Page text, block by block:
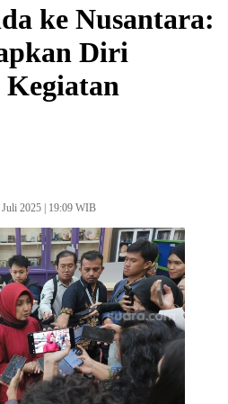
ke Nusantara:
Diri
Kegiatan
Juli 2025 | 19:09 WIB